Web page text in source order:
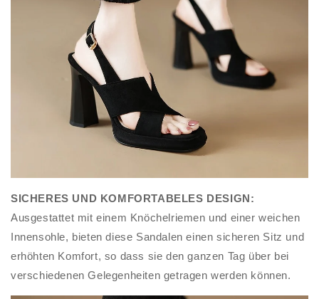
SICHERES UND KOMFORTABELES DESIGN:
Ausgestattet mit einem Knöchelriemen und einer weichen
Innensohle, bieten diese Sandalen einen sicheren Sitz und
erhöhten Komfort, so dass sie den ganzen Tag über bei
verschiedenen Gelegenheiten getragen werden können.